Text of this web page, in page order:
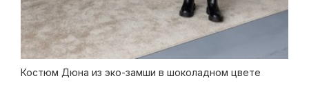
Костюм Дюна из эко-замши в шоколадном цвете